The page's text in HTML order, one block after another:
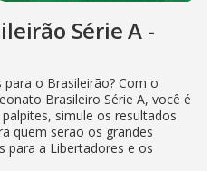
Série A -
o Brasileirão? Com o
Brasileiro Série A, você é
simule os resultados
quem serão os grandes
para a Libertadores e os